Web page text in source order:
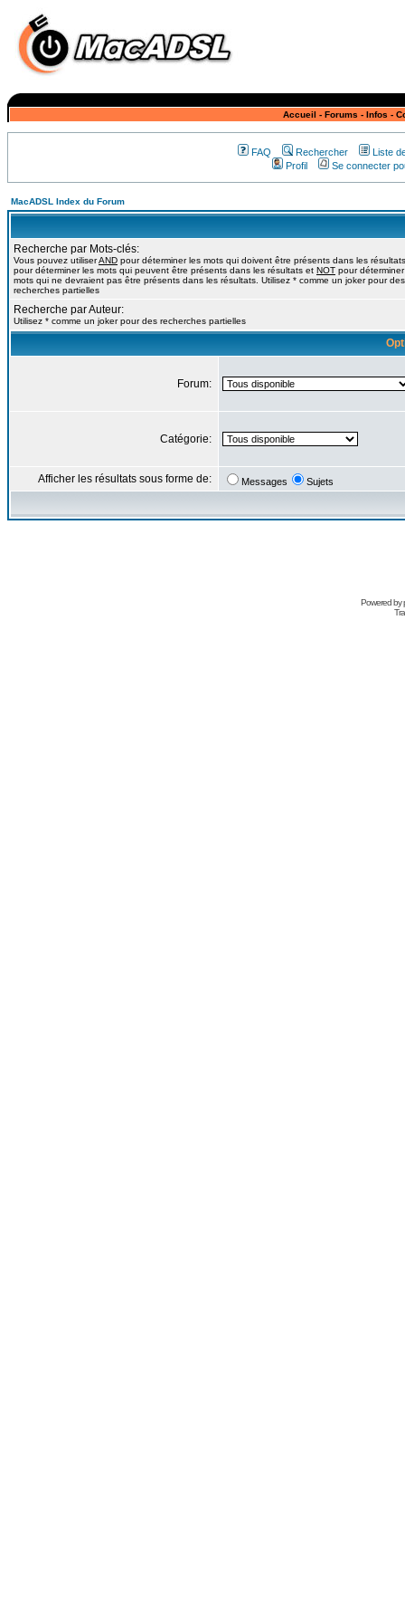
Accueil - Forums - Infos -
FAQ Rechercher
Liste
Profil
Se connecter
MacADSL Index du Forum
Recherche par Mots-clés:
Vous pouvez utiliserAND pour déterminer les mots qui doivent être présents dans les
pour déterminer les mots qui peuvent être présents dans les résultats et NOT pour
mots qui ne devraient pas être présents dans les résultats. Utilisez * comme un joker pour des
recherches partielles
Recherche par Auteur:
Utilisez * comme un joker pour des recherches partielles
Forum:
Catégorie:
Afficher les résultats sous forme de: Messages Sujets
Powered by